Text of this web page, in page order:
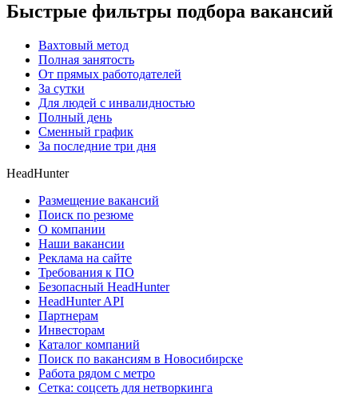
Быстрые фильтры подбора вакансий
Вахтовый метод
Полная занятость
От прямых работодателей
За сутки
Для людей с инвалидностью
Полный день
Сменный график
За последние три дня
HeadHunter
Размещение вакансий
Поиск по резюме
О компании
Наши вакансии
Реклама на сайте
Требования к ПО
Безопасный HeadHunter
HeadHunter API
Партнерам
Инвесторам
Каталог компаний
Поиск по вакансиям в Новосибирске
Работа рядом с метро
Сетка: соцсеть для нетворкинга